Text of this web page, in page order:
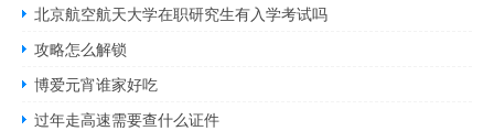
北京航空航天大学在职研究生有入学考试吗
攻略怎么解锁
博爱元宵谁家好吃
过年走高速需要查什么证件